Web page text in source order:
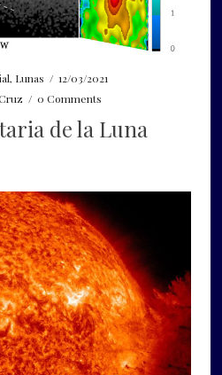
, Lunas / 12/03/2021
/ 0 Comments
de la Luna